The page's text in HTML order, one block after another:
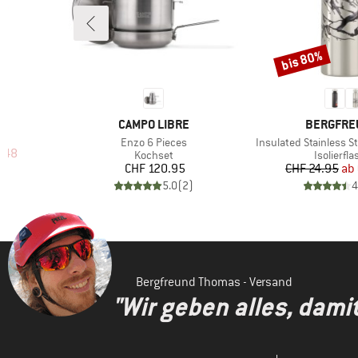
Preis
MARKE
CAMPO LIBRE
Artikel
Enzo 6 Pieces
Produktgruppe
Kochset
Preis
CHF 120.95
5.0(2)
MARKE
Artikel
Insulated Stainless
CHF 24.95 ab
Rabatt
bis 80%
Bergfreund Thomas - Versand
"Wir geben alles,